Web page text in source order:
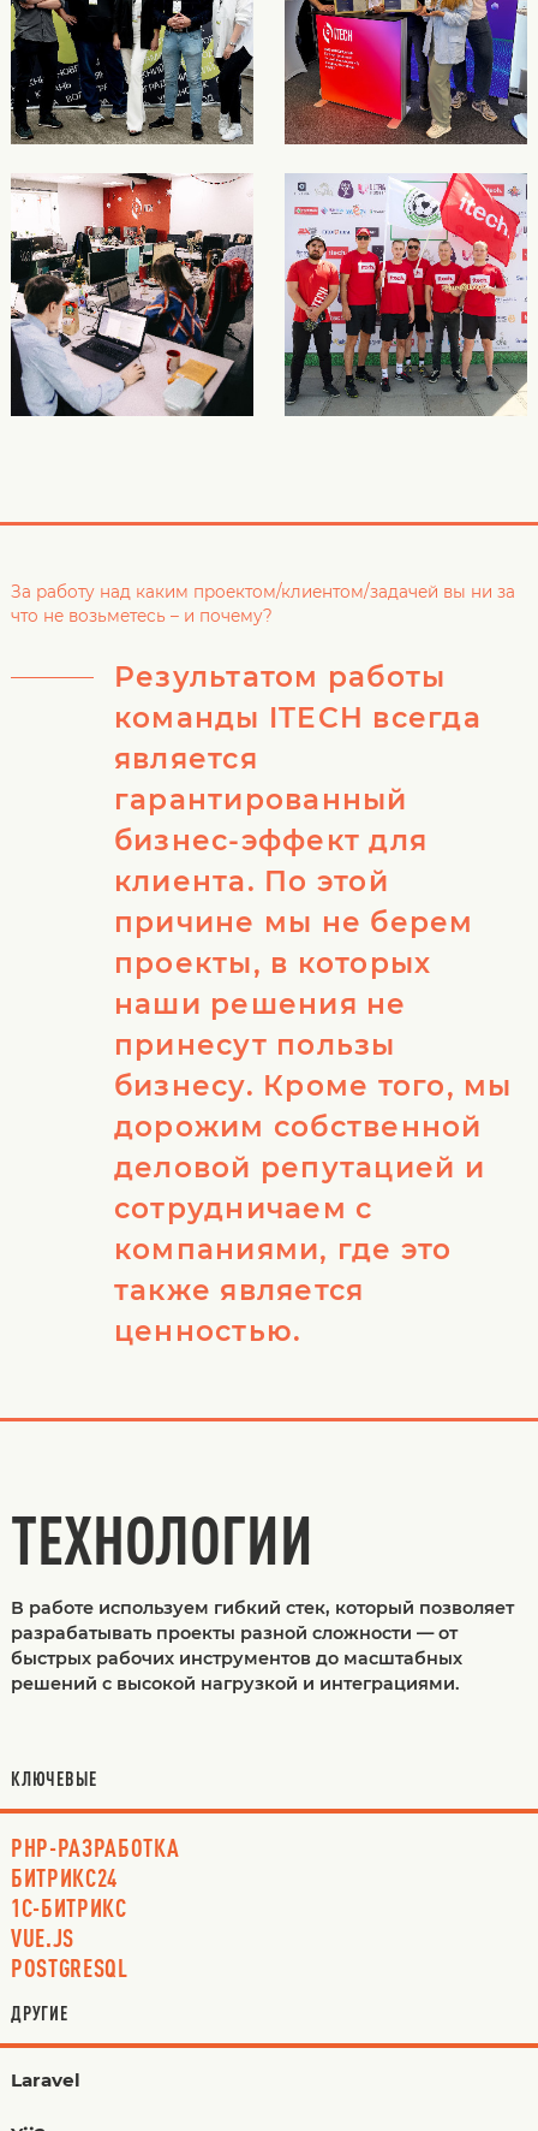
За работу над каким проектом/клиентом/задачей вы ни за
что не возьметесь – и почему?
Результатом работы
команды ITECH всегда
является
гарантированный
бизнес-эффект для
клиента. По этой
причине мы не берем
проекты, в которых
наши решения не
принесут пользы
бизнесу. Кроме того, мы
дорожим собственной
деловой репутацией и
сотрудничаем с
компаниями, где это
также является
ценностью.
ТЕХНОЛОГИИ
В работе используем гибкий стек, который позволяет
разрабатывать проекты разной сложности — от
быстрых рабочих инструментов до масштабных
решений с высокой нагрузкой и интеграциями.
КЛЮЧЕВЫЕ
PHP-РАЗРАБОТКА
БИТРИКС24
1С-БИТРИКС
VUE.JS
POSTGRESQL
ДРУГИЕ
Laravel